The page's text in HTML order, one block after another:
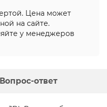
Цена может
на сайте.
у менеджеров
Вопрос-ответ